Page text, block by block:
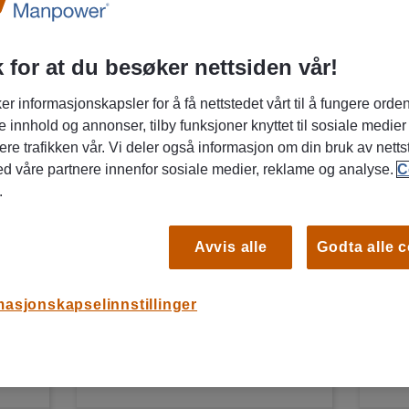
07/08/2026 NY
Manpower
Klinikkoordinator
Bergen, Vestland
for at du besøker nettsiden vår!
informasjonskapsler for å få nettstedet vårt til å fungere
innhold og annonser, tilby funksjoner knyttet til sosiale medier
trafikken vår. Vi deler også informasjon om din bruk av
våre partnere innenfor sosiale medier, reklame og analyse.
.
Avvis alle Godta alle